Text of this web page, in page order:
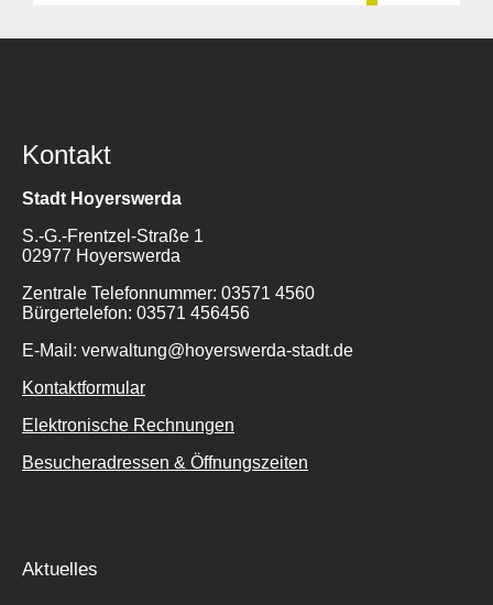
Kontakt
Stadt Hoyerswerda
S.-G.-Frentzel-Straße 1
02977 Hoyerswerda
Zentrale Telefonnummer: 03571 4560
Bürgertelefon: 03571 456456
E-Mail: verwaltung@hoyerswerda-stadt.de
Kontaktformular
Elektronische Rechnungen
Besucheradressen & Öffnungszeiten
Aktuelles